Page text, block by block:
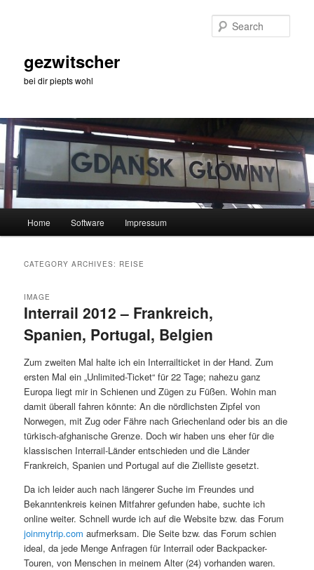
gezwitscher
bei dir piepts wohl
Home Software Impressum
CATEGORY ARCHIVES: REISE
Interrail 2012 – Frankreich,
Spanien, Portugal, Belgien
IMAGE
Zum zweiten Mal halte ich ein Interrailticket in der Hand. Zum
ersten Mal ein „Unlimited-Ticket“ für 22 Tage; nahezu ganz
Europa liegt mir in Schienen und Zügen zu Füßen. Wohin man
damit überall fahren könnte: An die nördlichsten Zipfel von
Norwegen, mit Zug oder Fähre nach Griechenland oder bis an die
türkisch-afghanische Grenze. Doch wir haben uns eher für die
klassischen Interrail-Länder entschieden und die Länder
Frankreich, Spanien und Portugal auf die Zielliste gesetzt.
Da ich leider auch nach längerer Suche im Freundes und
Bekanntenkreis keinen Mitfahrer gefunden habe, suchte ich
online weiter. Schnell wurde ich auf die Website bzw. das Forum
joinmytrip.com aufmerksam. Die Seite bzw. das Forum schien
ideal, da jede Menge Anfragen für Interrail oder Backpacker-
Touren, von Menschen in meinem Alter (24) vorhanden waren.